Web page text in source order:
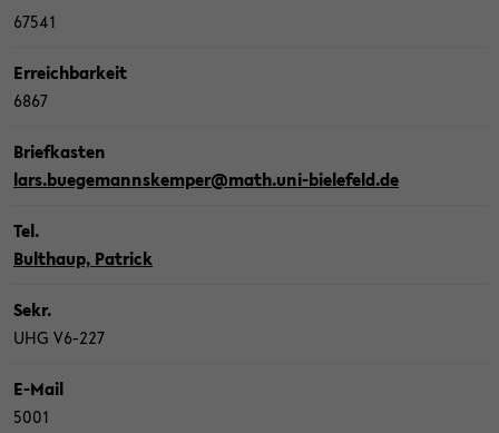
67541
Er­reich­bar­keit
6867
Brief­kas­ten
lars.bue­ge­manns­kem­per@math.uni-​bielefeld.de
Tel.
Bult­haup, Pa­trick
Sekr.
UHG V6-​227
E-​Mail
5001